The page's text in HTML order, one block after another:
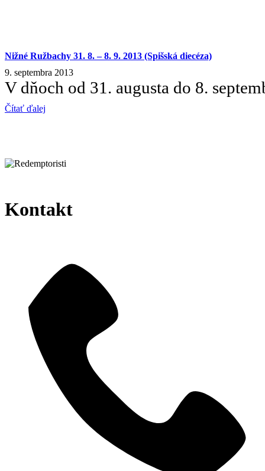
Nižné Ružbachy 31. 8. – 8. 9. 2013 (Spišská diecéza)
9. septembra 2013
V dňoch od 31. augusta do 8.
Čítať ďalej
Kontakt